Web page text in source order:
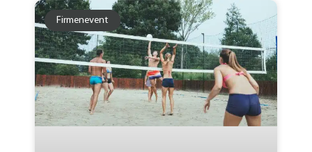
Firmenevent